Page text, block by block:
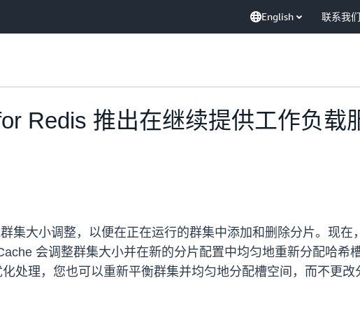
English 联系我们
Redis 推出在继续提供工作负载
集大小调整，以便在正在运行的群集中添加和删除分片。现
会调整群集大小并在新的分片配置中均匀地重新分配哈希
处理，您也可以重新平衡群集并均匀地分配槽空间，而不更改